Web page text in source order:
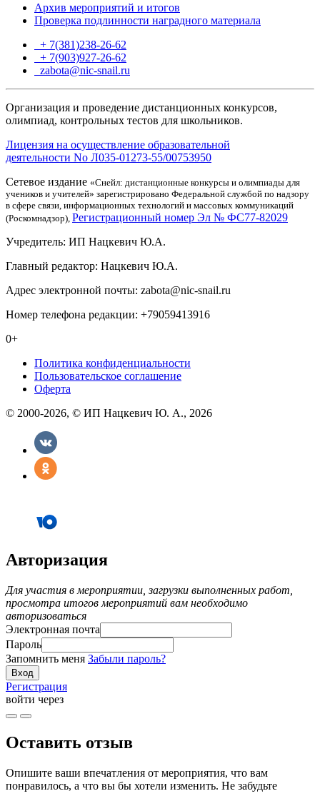
Архив мероприятий и итогов
Проверка подлинности наградного материала
+ 7(381)238-26-62
+ 7(903)927-26-62
zabota@nic-snail.ru
Организация и проведение дистанционных конкурсов,
олимпиад, контрольных тестов для школьников.
Лицензия на осуществление образовательной
деятельности No Л035-01273-55/00753950
Сетевое издание «Снейл: дистанционные конкурсы и олимпиады для
учеников и учителей» зарегистрировано Федеральной службой по надзору
в сфере связи, информационных технологий и массовых коммуникаций
(Роскомнадзор), Регистрационный номер Эл № ФС77-82029
Учредитель: ИП Нацкевич Ю.А.
Главный редактор: Нацкевич Ю.А.
Адрес электронной почты: zabota@nic-snail.ru
Номер телефона редакции: +79059413916
0+
Политика конфиденциальности
Пользовательское соглашение
Оферта
© 2000-2026, © ИП Нацкевич Ю. А., 2026
Авторизация
Для участия в мероприятии, загрузки выполненных работ,
просмотра итогов мероприятий вам необходимо
авторизоваться
Электронная почта
Пароль
Запомнить меня Забыли пароль?
Регистрация
войти через
Оставить отзыв
Опишите ваши впечатления от мероприятия, что вам
понравилось, а что вы бы хотели изменить. Не забудьте